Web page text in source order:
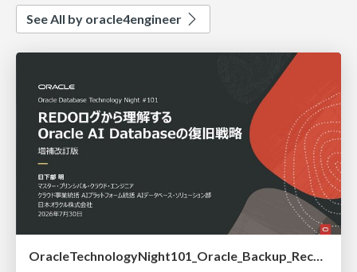
See All by oracle4engineer
OracleTechnologyNight101_Oracle_Backup_Recovery_Strategy_from_REDO_UNDO